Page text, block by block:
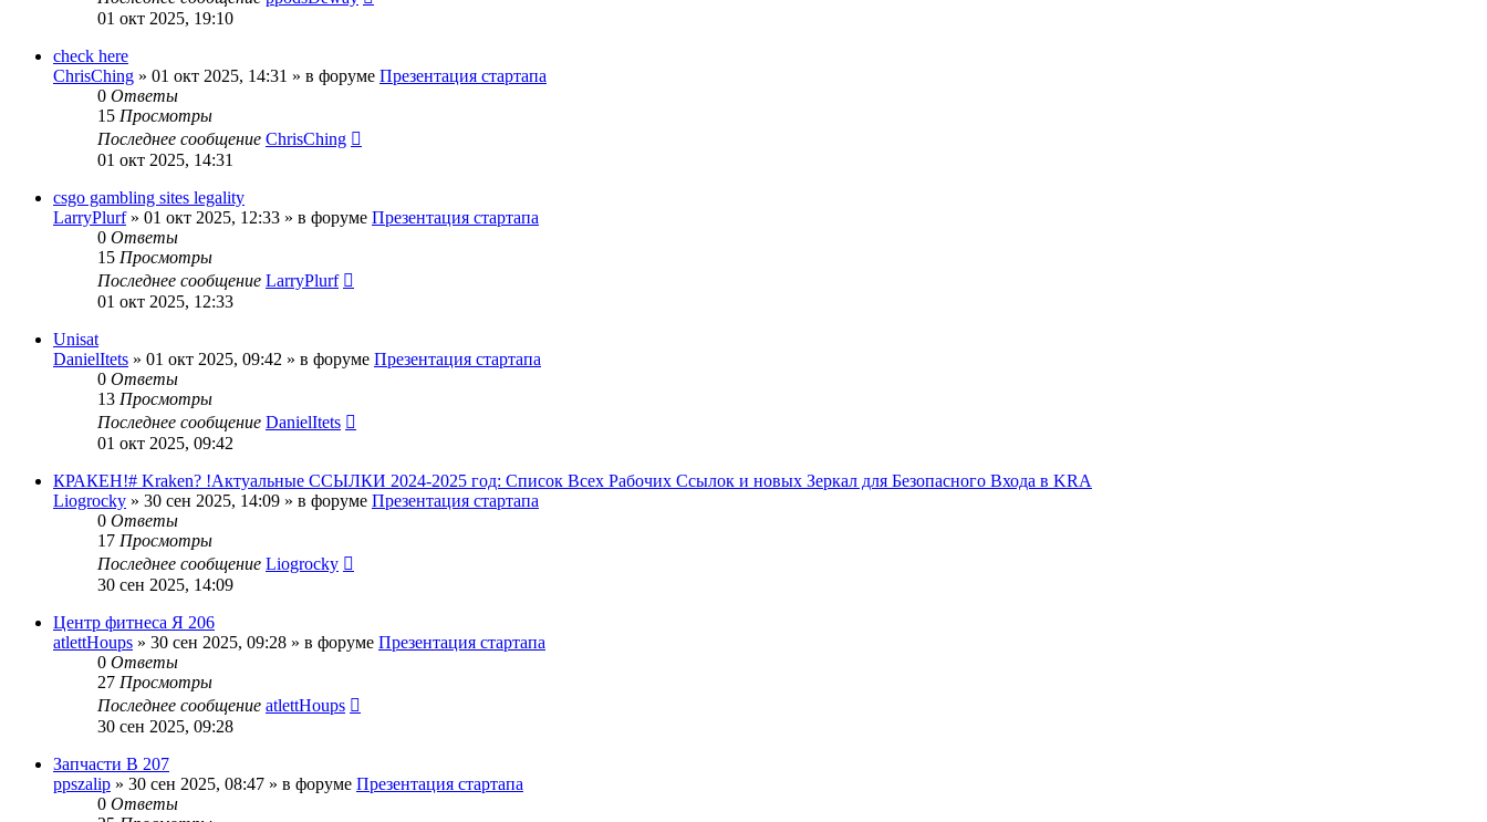
01 окт 2025, 19:10
check here
ChrisChing » 01 окт 2025, 14:31 » в форуме Презентация стартапа
0 Ответы
15 Просмотры
Последнее сообщение ChrisChing
01 окт 2025, 14:31
csgo gambling sites legality
LarryPlurf» 01 окт 2025, 12:33 » в форуме Презентация стартапа
0 Ответы
15 Просмотры
Последнее сообщение LarryPlurf
01 окт 2025, 12:33
Unisat
DanielItets » 01 окт 2025, 09:42 » в форуме Презентация стартапа
0 Ответы
13 Просмотры
Последнее сообщение DanielItets
01 окт 2025, 09:42
КРАКЕН!# Kraken? !Актуальные ССЫЛКИ 2024-2025 год: Список Всех Рабочих Ссылок и новых Зеркал для Безопасного Входа в KRA
Liogrocky » 30 сен 2025, 14:09 » в форуме Презентация стартапа
0 Ответы
17 Просмотры
Последнее сообщение Liogrocky
30 сен 2025, 14:09
Центр фитнеса Я 206
atlettHoups » 30 сен 2025, 09:28 » в форуме Презентация стартапа
0 Ответы
27 Просмотры
Последнее сообщение atlettHoups
30 сен 2025, 09:28
Запчасти В 207
ppszalip » 30 сен 2025, 08:47 » в форуме Презентация стартапа
0 Ответы